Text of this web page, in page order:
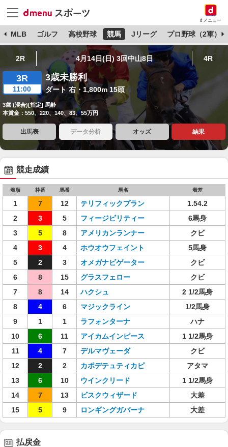
dメニュー
MLB ゴルフ 高校野球 競馬 Jリーグ プロ野球（2軍）
2R 4月14日(日) 3回中山8日 4R
3R
11:00
3歳未勝利
ダート 右・1,800m 15頭
3歳 (混合)[指定] 馬齢
本賞金：550、220、140、83、55万円
出馬表 データ分析 オッズ 結果
競走成績
着順 枠番 馬番 馬名 着差
1 7 12 テリフィックプラン
1.54.2
2
3 5 フィージビリティー
6馬身
3
5 8 アメリカンランナー
クビ
4
3 4 ホウオウフェイント
5馬身
5
2 3 オメガナビゲーター
クビ
6
8 15 グラスフェロー
クビ
7
8 14 ハクシュ
2 1/2馬身
8
4 6 マジックライン
1/2馬身
9
1 1 ラフォンターナ
ハナ
10
6 11 アイカムインピース
1 1/2馬身
11
4 7 デルマヴェーダ
クビ
12
2 2 カポデテュティカピ
アタマ
13
6 10 ウインクリード
1 1/2馬身
14
7 13 ビスクウィザード
大差
15
5 9 ロンギングガバーナ 大差
払戻金